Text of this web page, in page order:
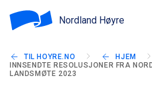
Nordland Høyre
TIL HOYRE.NO HJEM
INNSENDTE RESOLUSJONER FRA
LANDSMØTE 2023